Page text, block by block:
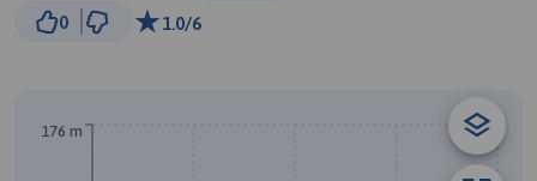
0 1.0/6
176 m